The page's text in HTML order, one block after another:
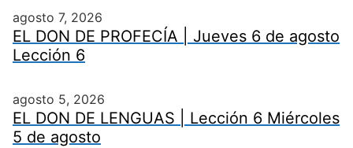
agosto 7, 2026
EL DON DE PROFECÍA | Jueves 6 de agosto
Lección 6
agosto 5, 2026
EL DON DE LENGUAS | Lección 6 Miércoles
5 de agosto